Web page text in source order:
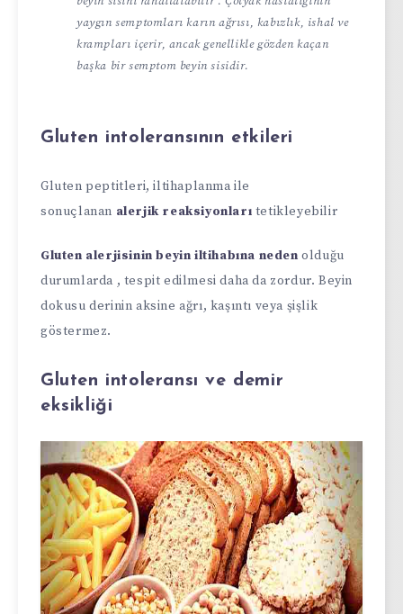
yaygın semptomları karın ağrısı, kabızlık, ishal ve
krampları içerir, ancak genellikle gözden kaçan
başka bir semptom beyin sisidir.
Gluten intoleransının etkileri
Gluten peptitleri, iltihaplanma ile
sonuçlanan alerjik reaksiyonları tetikleyebilir
Gluten alerjisinin beyin iltihabına neden olduğu
durumlarda , tespit edilmesi daha da zordur. Beyin
dokusu derinin aksine ağrı, kaşıntı veya şişlik
göstermez.
Gluten intoleransı ve demir
eksikliği